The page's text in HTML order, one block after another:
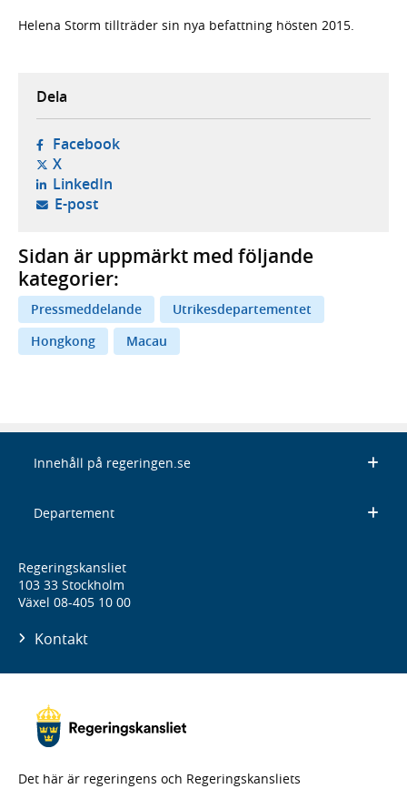
Helena Storm tillträder sin nya befattning hösten 2015.
Dela
Facebook- öppnas i ny flik, extern webbplats,
X- öppnas i ny flik, extern webbplats,
LinkedIn- öppnas i ny flik, extern webbplats,
E-post- öppnar din e-postklient,
Sidan är uppmärkt med följande
kategorier:
Pressmeddelande
Utrikesdepartementet
Hongkong
Macau
Innehåll på regeringen.se
Departement
Regeringskansliet
103 33 Stockholm
Växel 08-405 10 00
Kontakt
Det här är regeringens och Regeringskansliets